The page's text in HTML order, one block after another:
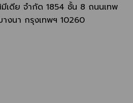
เดีย จํากัด 1854 ชั้น 8 ถนนเทพ
างนา กรุงเทพฯ 10260